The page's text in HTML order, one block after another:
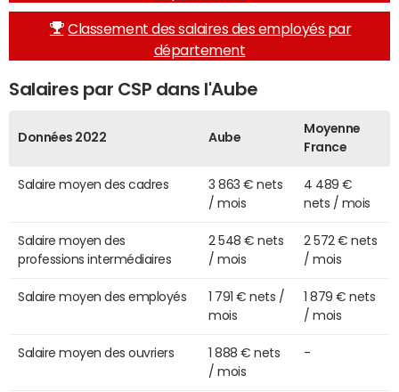
Classement des salaires des employés par
département
Salaires par CSP dans l'Aube
Données 2022 Aube
Moyenne
France
Salaire moyen des cadres
3 863 € nets
/ mois
4 489 €
nets / mois
Salaire moyen des
professions intermédiaires
2 548 € nets
/ mois
2 572 € nets
/ mois
Salaire moyen des employés
1 791 € nets /
mois
1 879 € nets
/ mois
Salaire moyen des ouvriers
1 888 € nets
/ mois
-